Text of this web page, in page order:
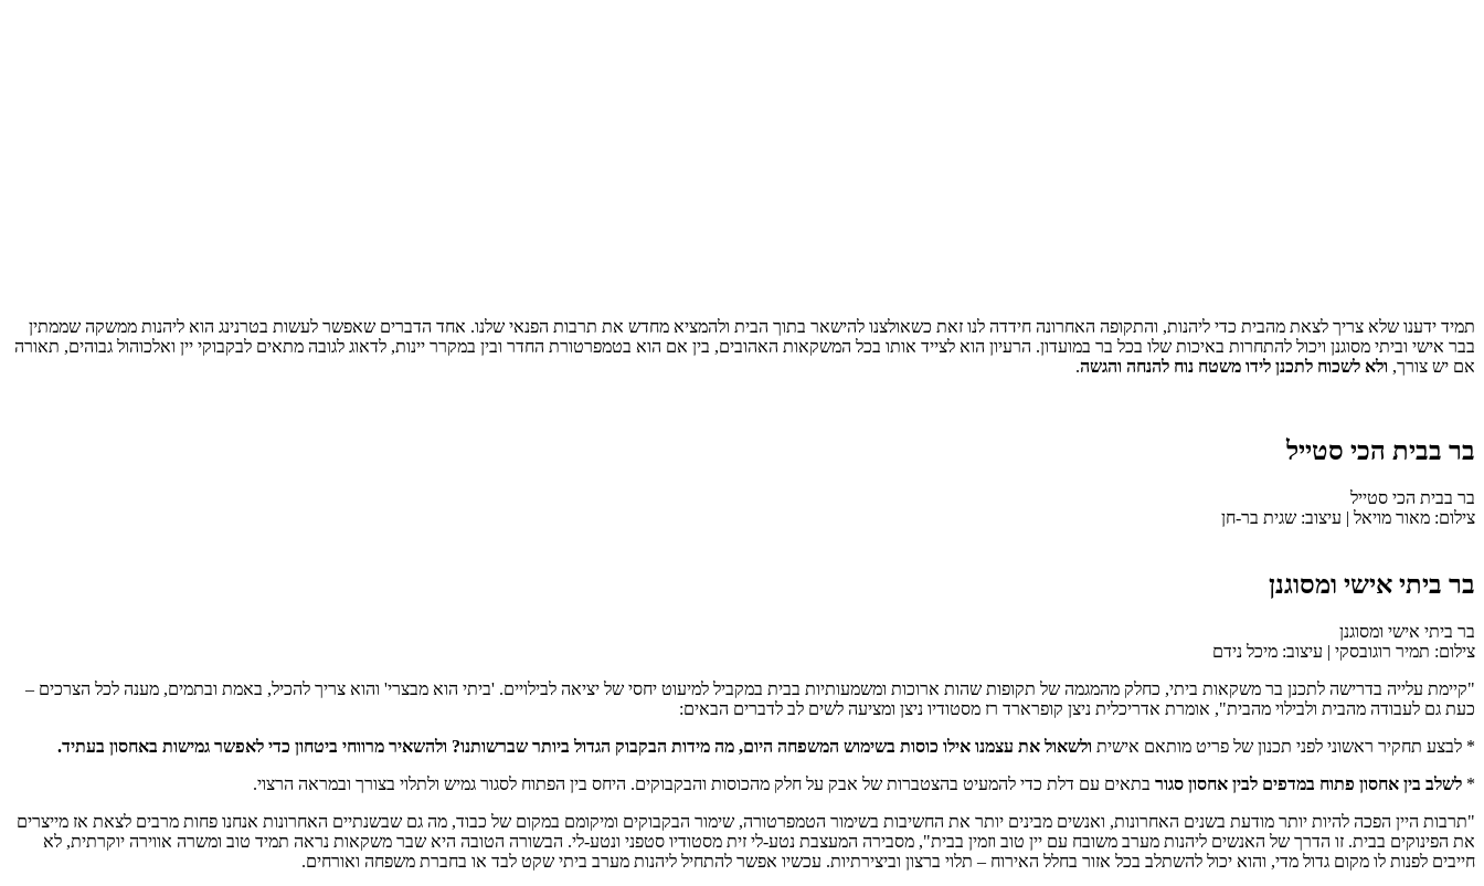
תמיד ידענו שלא צריך לצאת מהבית כדי ליהנות, והתקופה האחרונה חידדה לנו זאת כשאולצנו להישאר בתוך הבית ולהמציא מחדש את תרבות הפנאי שלנו. אחד הדברים שאפשר לעשות בטרנינג הוא ליהנות ממשקה שממתין
בבר אישי וביתי מסוגנן ויכול להתחרות באיכות שלו בכל בר במועדון. הרעיון הוא לצייד אותו בכל המשקאות האהובים, בין אם הוא בטמפרטורת החדר ובין במקרר יינות, לדאוג לגובה מתאים לבקבוקי יין ואלכוהול גבוהים, תאורה
אם יש צורך, ולא לשכוח לתכנן לידו משטח נוח להנחה והגשה.
בר בבית הכי סטייל
בר בבית הכי סטייל
צילום: מאור מויאל | עיצוב: שגית בר-חן
בר ביתי אישי ומסוגנן
בר ביתי אישי ומסוגנן
צילום: תמיר רוגובסקי | עיצוב: מיכל נידם
"קיימת עלייה בדרישה לתכנן בר משקאות ביתי, כחלק מהמגמה של תקופות שהות ארוכות ומשמעותיות בבית במקביל למיעוט יחסי של יציאה לבילויים. 'ביתי הוא מבצרי' והוא צריך להכיל, באמת ובתמים, מענה לכל הצרכים –
כעת גם לעבודה מהבית ולבילוי מהבית", אומרת אדריכלית ניצן קופרארד רז מסטודיו ניצן ומציעה לשים לב לדברים הבאים:
* לבצע תחקיר ראשוני לפני תכנון של פריט מותאם אישית ולשאול את עצמנו אילו כוסות בשימוש המשפחה היום, מה מידות הבקבוק הגדול ביותר שברשותנו? ולהשאיר מרווחי ביטחון כדי לאפשר גמישות באחסון בעתיד.
* לשלב בין אחסון פתוח במדפים לבין אחסון סגור בתאים עם דלת כדי להמעיט בהצטברות של אבק על חלק מהכוסות והבקבוקים. היחס בין הפתוח לסגור גמיש ולתלוי בצורך ובמראה הרצוי.
"תרבות היין הפכה להיות יותר מודעת בשנים האחרונות, ואנשים מבינים יותר את החשיבות בשימור הטמפרטורה, שימור הבקבוקים ומיקומם במקום של כבוד, מה גם שבשנתיים האחרונות אנחנו פחות מרבים לצאת אז מייצרים
את הפינוקים בבית. זו הדרך של האנשים ליהנות מערב משובח עם יין טוב וזמין בבית", מסבירה המעצבת נטע-לי זית מסטודיו סטפני ונטע-לי. הבשורה הטובה היא שבר משקאות נראה תמיד טוב ומשרה אווירה יוקרתית, לא
חייבים לפנות לו מקום גדול מדי, והוא יכול להשתלב בכל אזור בחלל האירוח – תלוי ברצון וביצירתיות. עכשיו אפשר להתחיל ליהנות מערב ביתי שקט לבד או בחברת משפחה ואורחים.